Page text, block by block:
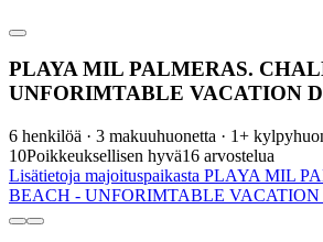
PLAYA MIL PALMERAS.
UNFORIMTABLE VACATION
6 henkilöä · 3 makuuhuonetta · 1+
10Poikkeuksellisen hyvä16 arvostelua
Lisätietoja majoituspaikasta PLAYA MIL
BEACH - UNFORIMTABLE VACATION